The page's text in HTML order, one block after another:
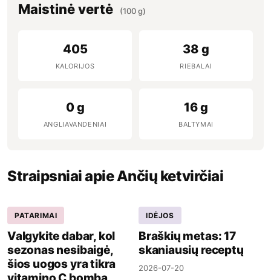
Maistinė vertė (100 g)
405
KALORIJOS
38 g
RIEBALAI
0 g
ANGLIAVANDENIAI
16 g
BALTYMAI
Straipsniai apie Ančių ketvirčiai
PATARIMAI
Valgykite dabar, kol
sezonas nesibaigė,
šios uogos yra tikra
IDĖJOS
Braškių metas: 17
skaniausių receptų
2026-07-20